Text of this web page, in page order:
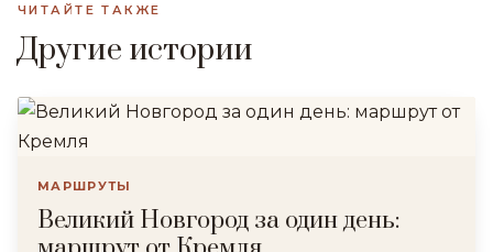
ЧИТАЙТЕ ТАКЖЕ
Другие истории
МАРШРУТЫ
Великий Новгород за один день: